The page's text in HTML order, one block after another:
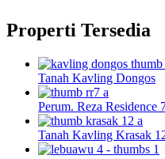
Properti Tersedia
Tanah Kavling Dongos
Perum. Reza Residence
Tanah Kavling Krasak